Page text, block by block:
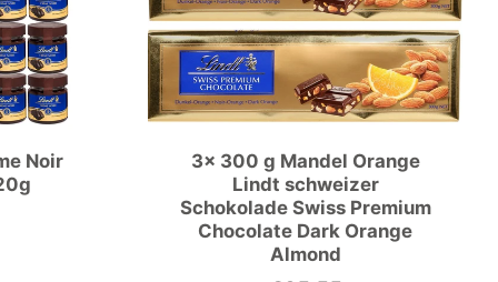
Noir
3x 300 g Mandel Orange
Lindt schweizer
Schokolade Swiss Premium
Chocolate Dark Orange
Almond